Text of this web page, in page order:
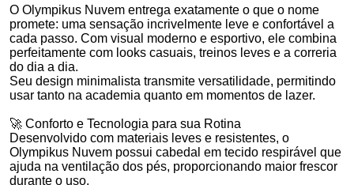
O Olympikus Nuvem entrega exatamente o que o nome
promete: uma sensação incrivelmente leve e confortável a
cada passo. Com visual moderno e esportivo, ele combina
perfeitamente com looks casuais, treinos leves e a correria
do dia a dia.
Seu design minimalista transmite versatilidade, permitindo
usar tanto na academia quanto em momentos de lazer.
🚀 Conforto e Tecnologia para sua Rotina
Desenvolvido com materiais leves e resistentes, o
Olympikus Nuvem possui cabedal em tecido respirável que
ajuda na ventilação dos pés, proporcionando maior frescor
durante o uso.